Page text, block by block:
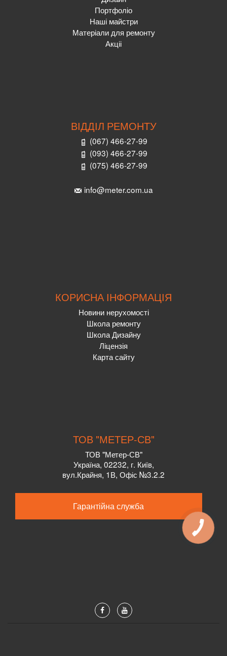
Портфоліо
Наші майстри
Матеріали для ремонту
Акціі
ВІДДІЛ РЕМОНТУ
(067) 466-27-99
(093) 466-27-99
(075) 466-27-99
info@meter.com.ua
КОРИСНА ІНФОРМАЦІЯ
Новини нерухомості
Школа ремонту
Школа Дизайну
Ліцензія
Карта сайту
ТОВ "МЕТЕР-СВ"
ТОВ "Метер-СВ"
Україна, 02232, г. Київ,
вул.Крайня, 1В, Офіс №3.2.2
Гарантійна служба